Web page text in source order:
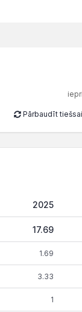
Pārbaudīt
2025
17.69
1.69
3.33
1